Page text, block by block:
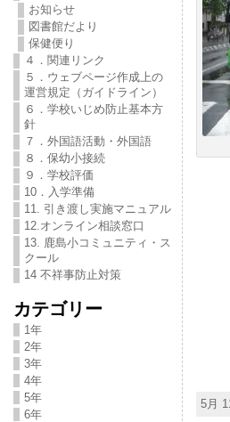
お知らせ
図書館だより
保健便り
４．関連リンク
５．ウェブページ作成上の
運営規定（ガイドライン）
６．学校いじめ防止基本方
針
７．外国語活動・外国語
８．保幼小接続
９．学校評価
10．入学準備
11. 引き渡し実施マニュアル
12.オンライン相談窓口
13. 鹿島小コミュニティ・ス
クール
14 不祥事防止対策
カテゴリー
1年
2年
3年
4年
5年
6年
5月